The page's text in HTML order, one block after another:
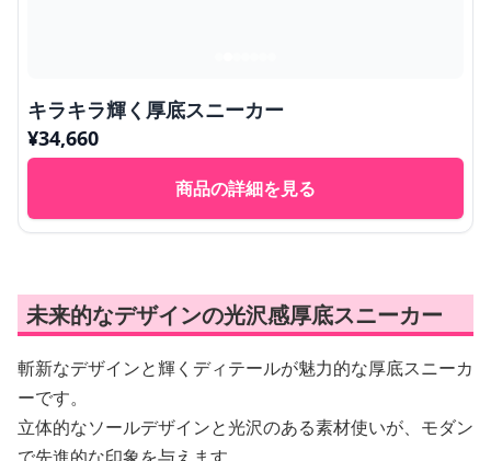
キラキラ輝く厚底スニーカー
¥34,660
商品の詳細を見る
未来的なデザインの光沢感厚底スニーカー
斬新なデザインと輝くディテールが魅力的な厚底スニーカ
ーです。
立体的なソールデザインと光沢のある素材使いが、モダン